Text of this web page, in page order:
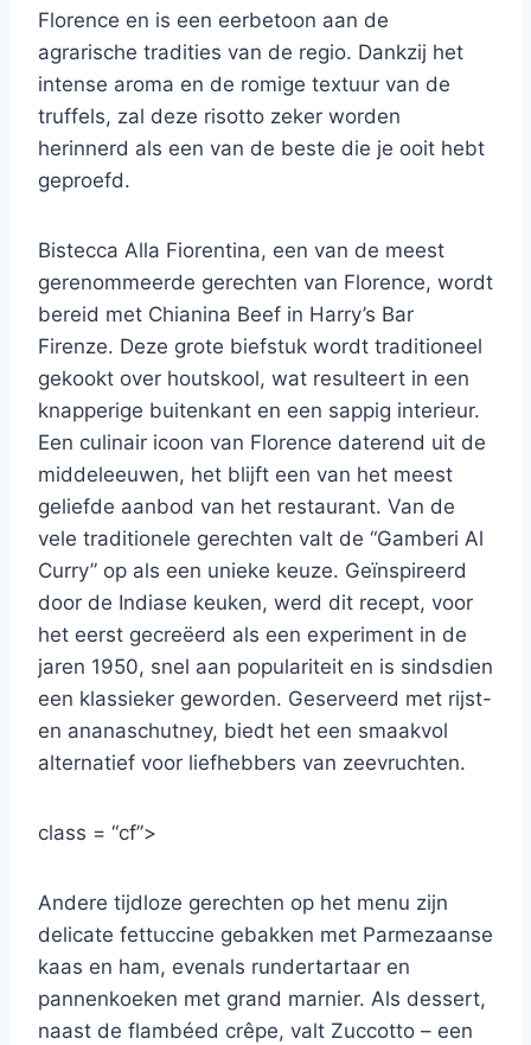
Florence en is een eerbetoon aan de
agrarische tradities van de regio. Dankzij het
intense aroma en de romige textuur van de
truffels, zal deze risotto zeker worden
herinnerd als een van de beste die je ooit hebt
geproefd.
Bistecca Alla Fiorentina, een van de meest
gerenommeerde gerechten van Florence, wordt
bereid met Chianina Beef in Harry’s Bar
Firenze. Deze grote biefstuk wordt traditioneel
gekookt over houtskool, wat resulteert in een
knapperige buitenkant en een sappig interieur.
Een culinair icoon van Florence daterend uit de
middeleeuwen, het blijft een van het meest
geliefde aanbod van het restaurant. Van de
vele traditionele gerechten valt de “Gamberi Al
Curry” op als een unieke keuze. Geïnspireerd
door de Indiase keuken, werd dit recept, voor
het eerst gecreëerd als een experiment in de
jaren 1950, snel aan populariteit en is sindsdien
een klassieker geworden. Geserveerd met rijst-
en ananaschutney, biedt het een smaakvol
alternatief voor liefhebbers van zeevruchten.
class = “cf”>
Andere tijdloze gerechten op het menu zijn
delicate fettuccine gebakken met Parmezaanse
kaas en ham, evenals rundertartaar en
pannenkoeken met grand marnier. Als dessert,
naast de flambéed crêpe, valt Zuccotto – een